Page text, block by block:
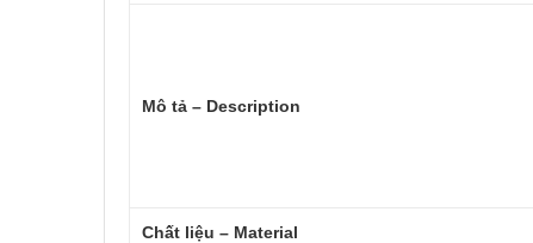
Mô tả – Description
Chất liệu – Material